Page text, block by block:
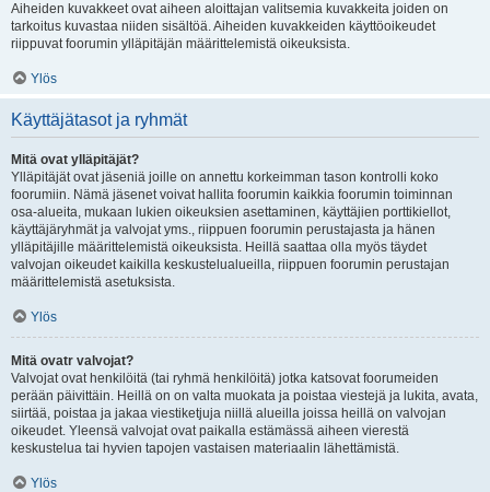
Aiheiden kuvakkeet ovat aiheen aloittajan valitsemia kuvakkeita joiden on
tarkoitus kuvastaa niiden sisältöä. Aiheiden kuvakkeiden käyttöoikeudet
riippuvat foorumin ylläpitäjän määrittelemistä oikeuksista.
Ylös
Käyttäjätasot ja ryhmät
Mitä ovat ylläpitäjät?
Ylläpitäjät ovat jäseniä joille on annettu korkeimman tason kontrolli koko
foorumiin. Nämä jäsenet voivat hallita foorumin kaikkia foorumin toiminnan
osa-alueita, mukaan lukien oikeuksien asettaminen, käyttäjien porttikiellot,
käyttäjäryhmät ja valvojat yms., riippuen foorumin perustajasta ja hänen
ylläpitäjille määrittelemistä oikeuksista. Heillä saattaa olla myös täydet
valvojan oikeudet kaikilla keskustelualueilla, riippuen foorumin perustajan
määrittelemistä asetuksista.
Ylös
Mitä ovatr valvojat?
Valvojat ovat henkilöitä (tai ryhmä henkilöitä) jotka katsovat foorumeiden
perään päivittäin. Heillä on on valta muokata ja poistaa viestejä ja lukita, avata,
siirtää, poistaa ja jakaa viestiketjuja niillä alueilla joissa heillä on valvojan
oikeudet. Yleensä valvojat ovat paikalla estämässä aiheen vierestä
keskustelua tai hyvien tapojen vastaisen materiaalin lähettämistä.
Ylös